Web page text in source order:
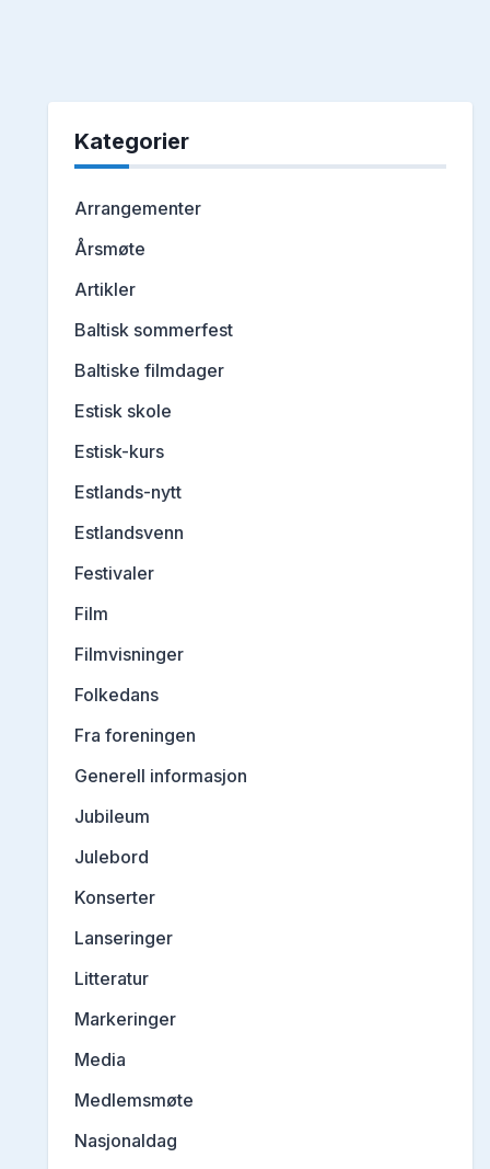
Kategorier
Arrangementer
Årsmøte
Artikler
Baltisk sommerfest
Baltiske filmdager
Estisk skole
Estisk-kurs
Estlands-nytt
Estlandsvenn
Festivaler
Film
Filmvisninger
Folkedans
Fra foreningen
Generell informasjon
Jubileum
Julebord
Konserter
Lanseringer
Litteratur
Markeringer
Media
Medlemsmøte
Nasjonaldag